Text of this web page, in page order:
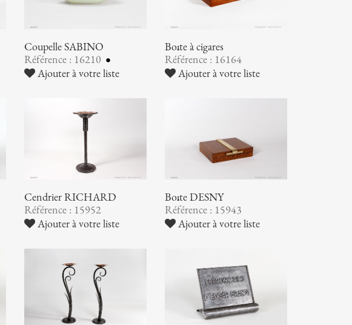
Coupelle SABINO
Référence : 16210
Ajouter à votre liste
Boîte à cigares
Référence : 16164
Ajouter à votre liste
Cendrier RICHARD
Référence : 15952
Ajouter à votre liste
Boîte DESNY
Référence : 15943
Ajouter à votre liste